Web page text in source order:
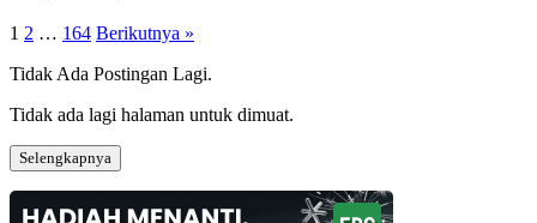
1 2 … 164 Berikutnya »
Tidak Ada Postingan Lagi.
Tidak ada lagi halaman untuk dimuat.
Selengkapnya